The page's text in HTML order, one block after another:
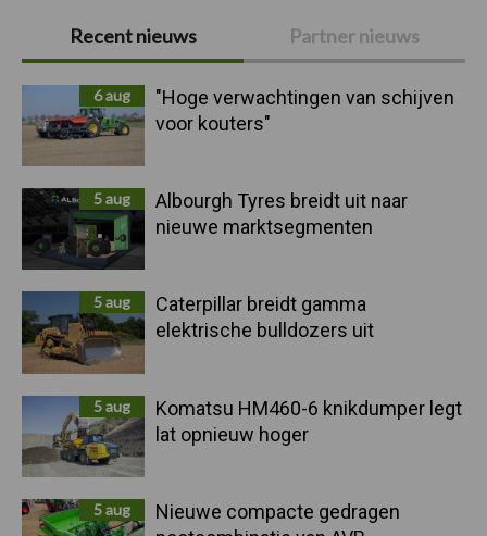
Primaire
Sidebar
Recent nieuws Partner nieuws
6 aug
"Hoge verwachtingen van schijven
voor kouters"
5 aug
Albourgh Tyres breidt uit naar
nieuwe marktsegmenten
5 aug
Caterpillar breidt gamma
elektrische bulldozers uit
5 aug
Komatsu HM460-6 knikdumper legt
lat opnieuw hoger
5 aug
Nieuwe compacte gedragen